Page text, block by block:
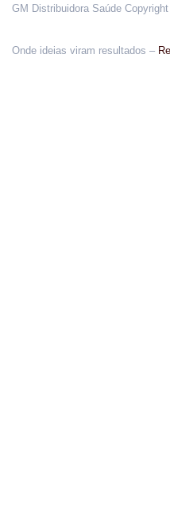
GM Distribuidora Saúde
Onde ideias viram resultados –